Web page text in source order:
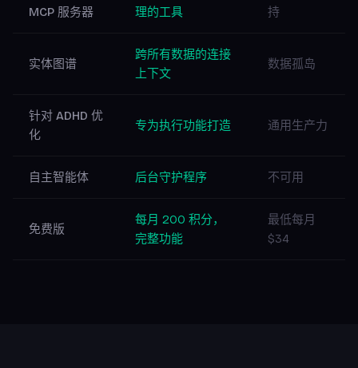
MCP 服务器
理的工具
持
实体图谱
跨所有数据的连接
上下文
数据孤岛
针对 ADHD 优
化
专为执行功能打造 通用生产力
自主智能体 后台守护程序 不可用
免费版
每月 200 积分，
完整功能
最低每月
$34